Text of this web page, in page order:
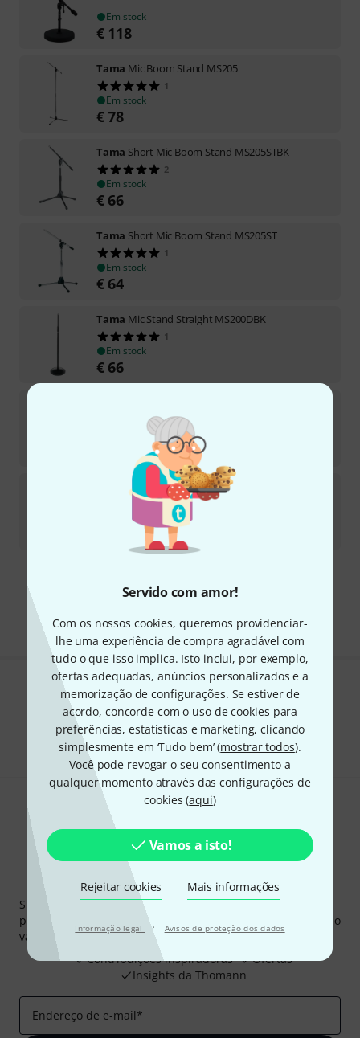
Servido com amor!
Com os nossos cookies, queremos providenciar-
lhe uma experiência de compra agradável com
tudo o que isso implica. Isto inclui, por exemplo,
ofertas adequadas, anúncios personalizados e a
memorização de configurações. Se estiver de
acordo, concorde com o uso de cookies para
preferências, estatísticas e marketing, clicando
simplesmente em ‘Tudo bem’ (mostrar todos).
Você pode revogar o seu consentimento a
qualquer momento através das configurações de
cookies (aqui)
Vamos a isto!
Rejeitar cookies Mais informações
Informação legal · Avisos de proteção dos dados
Em stock
€ 118
Tama Mic Boom Stand MS205
1
Em stock
€78
Tama Short Mic Boom Stand MS205STBK
2
Em stock
€ 66
Tama Short Mic Boom Stand MS205ST
1
Em stock
€ 64
Tama Mic Stand Straight MS200DBK
1
Em stock
€ 66
2
Straight Mic Stand MS200BK
Em stock
Frete grátis a partir de € 199
Gosta do que vê?
Partilhar Ajuda e feedback
Newsletter Thomann
Subscreva a Newsletter da Thomann em inglês e com um
pouco de sorte você poderá ganhar um dos
no
valor de
50 €cada!
Contribuições inspiradoras
Ofertas
Insights da Thomann
Endereço de e-mail*